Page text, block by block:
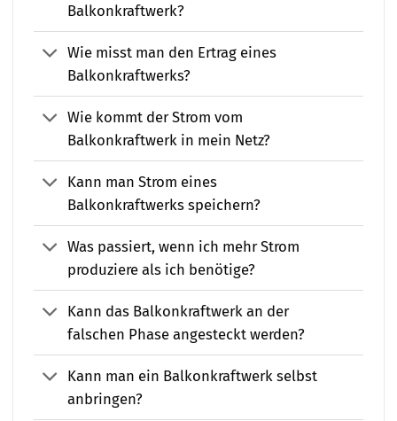
Balkonkraftwerk?
Wie misst man den Ertrag eines
Balkonkraftwerks?
Wie kommt der Strom vom
Balkonkraftwerk in mein Netz?
Kann man Strom eines
Balkonkraftwerks speichern?
Was passiert, wenn ich mehr Strom
produziere als ich benötige?
Kann das Balkonkraftwerk an der
falschen Phase angesteckt werden?
Kann man ein Balkonkraftwerk selbst
anbringen?